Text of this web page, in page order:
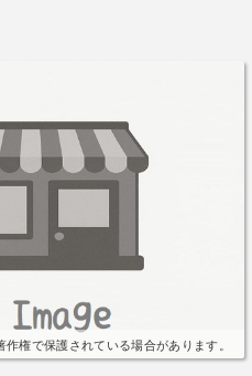
作権で保護されている場合があります。